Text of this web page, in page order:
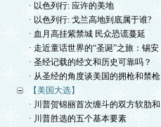
· 以色列行: 应许的美地
· 以色列行: 戈兰高地到底属于谁?
· 血月高挂紫禁城 民众恐谎蔓延
· 走近童话世界的“圣诞”之旅：锡安
· 圣经记载的经文和历史可靠吗？
· 从圣经的角度谈美国的拥枪和禁枪
【美国大选】
· 川普贺锦丽首次缠斗的双方软肋和
· 川普胜选的五个基本要素